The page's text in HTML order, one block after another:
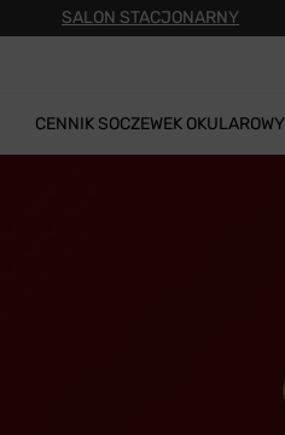
SALON STACJONARNY
CENNIK SOCZEWEK